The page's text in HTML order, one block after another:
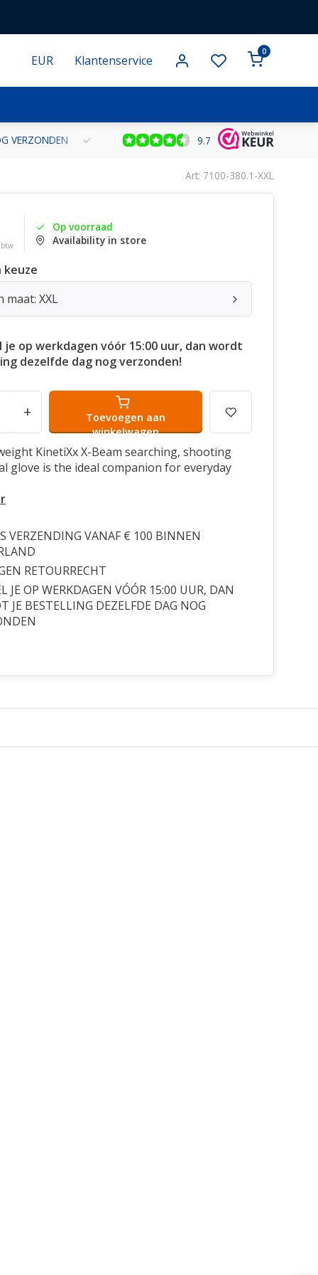
EUR Klantenservice
0
VERZONDEN GRATIS VERZENDING VANAF € 100 BINNEN
9.7
Art: 7100-380.1-XXL
btw
Op voorraad
Availability in store
keuze
maat: XXL
je op werkdagen vóór 15:00 uur, dan wordt
dezelfde dag nog verzonden!
+
Toevoegen aan
winkelwagen
KinetiXx X-Beam searching, shooting
glove is the ideal companion for everyday
VERZENDING VANAF € 100 BINNEN
RETOURRECHT
JE OP WERKDAGEN VÓÓR 15:00 UUR, DAN
JE BESTELLING DEZELFDE DAG NOG